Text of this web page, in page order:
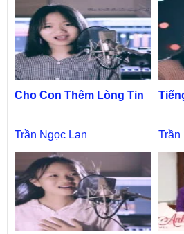
Cho Con Thêm Lòng Tin
Trần Ngọc Lan Trần